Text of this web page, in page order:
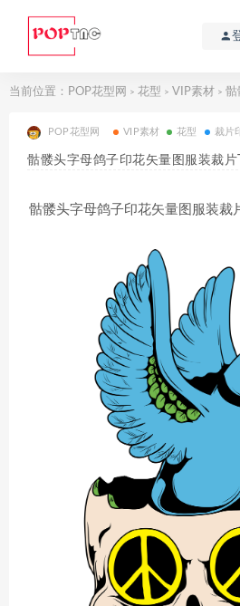
当前位置： POP花型网 > 花型 > VIP素材 > 骷髅
POP花型网 VIP素材 花型 裁片
骷髅头字母鸽子印花矢量图服装裁
骷髅头字母鸽子印花矢量图服装裁